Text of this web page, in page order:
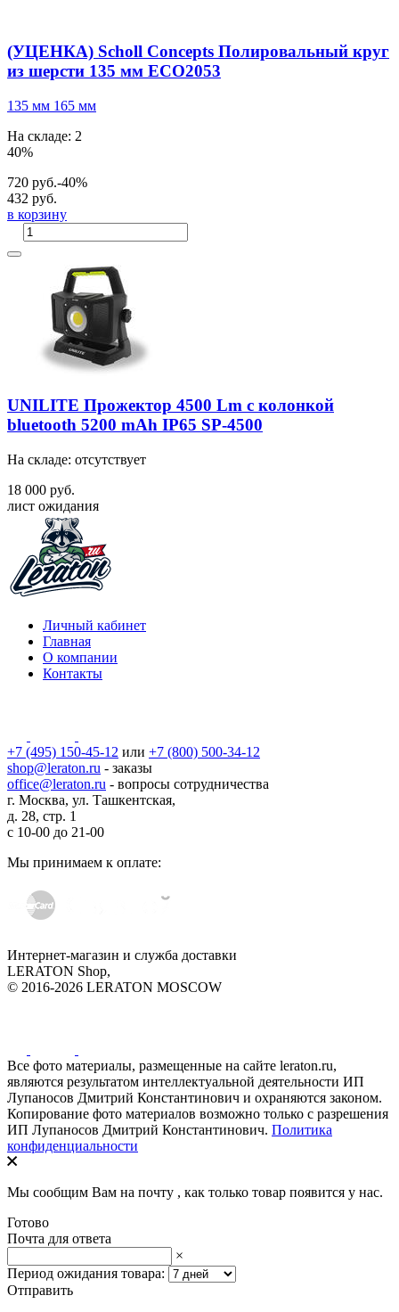
(УЦЕНКА) Scholl Concepts Полировальный круг
из шерсти 135 мм ECO2053
135 мм 165 мм
На складе: 2
40%
720 руб.-40%
432 руб.
в корзину
UNILITE Прожектор 4500 Lm с колонкой
bluetooth 5200 mAh IP65 SP-4500
На складе: отсутствует
18 000 руб.
лист ожидания
Личный кабинет
Главная
О компании
Контакты
+7 (495) 150-45-12 или +7 (800) 500-34-12
shop@leraton.ru - заказы
office@leraton.ru - вопросы сотрудничества
г. Москва, ул. Ташкентская,
д. 28, стр. 1
с 10-00 до 21-00
Мы принимаем к оплате:
Интернет-магазин и служба доставки
LERATON Shop,
© 2016-2026 LERATON MOSCOW
Все фото материалы, размещенные на сайте leraton.ru,
являются результатом интеллектуальной деятельности ИП
Лупаносов Дмитрий Константинович и охраняются законом.
Копирование фото материалов возможно только с разрешения
ИП Лупаносов Дмитрий Константинович. Политика
конфиденциальности
Мы сообщим Вам на почту , как только товар появится у нас.
Готово
Почта для ответа
×
Период ожидания товара:
Отправить